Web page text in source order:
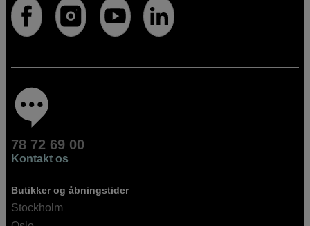
78 72 69 00
Kontakt os
Butikker og åbningstider
Stockholm